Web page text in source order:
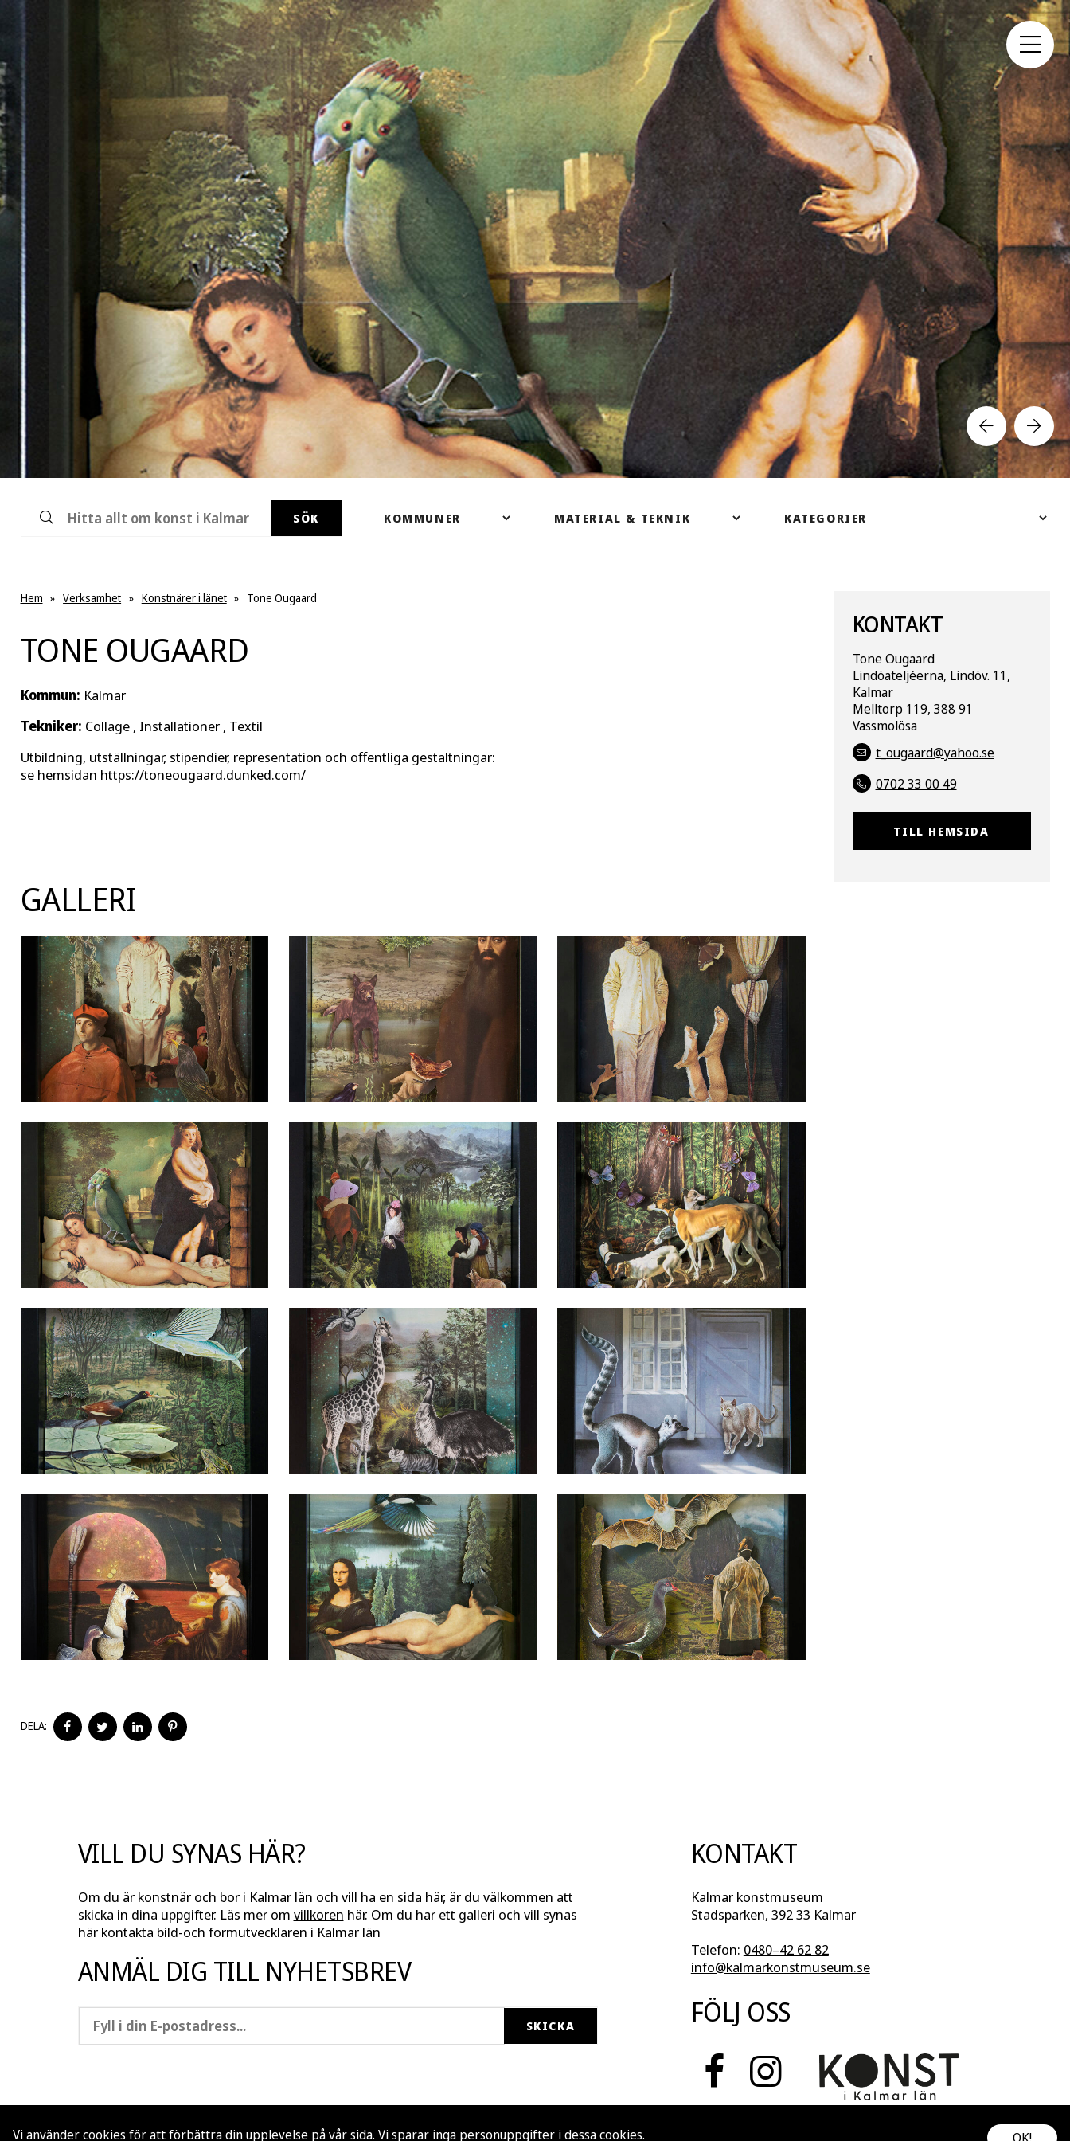
SÖK
Hem » Verksamhet » Konstnärer i länet » Tone Ougaard
TONE OUGAARD
Kommun: Kalmar
Tekniker: Collage , Installationer , Textil
Utbildning, utställningar, stipendier, representation och offentliga gestaltningar:
se hemsidan https://toneougaard.dunked.com/
GALLERI
DELA:
DELA
PÅ
DELA
PÅ
DELA
PÅ
DELA
PÅ
KONTAKT
Tone Ougaard
Lindöateljéerna, Lindöv. 11,
Kalmar
Melltorp 119, 388 91
Vassmolösa
t_ougaard@yahoo.se
0702 33 00 49
TILL HEMSIDA
VILL DU SYNAS HÄR?
Om du är konstnär och bor i Kalmar län och vill ha en sida här, är du välkommen att
skicka in dina uppgifter. Läs mer om villkoren här. Om du har ett galleri och vill synas
här kontakta bild-och formutvecklaren i Kalmar län
ANMÄL DIG TILL NYHETSBREV
KONTAKT
Kalmar konstmuseum
Stadsparken, 392 33 Kalmar
Telefon: 0480–42 62 82
info@kalmarkonstmuseum.se
FÖLJ OSS
Vi använder cookies för att förbättra din upplevelse på vår sida. Vi sparar inga personuppgifter i dessa cookies.